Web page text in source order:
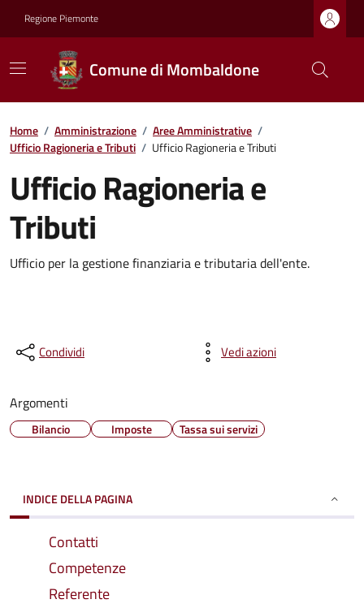
Regione Piemonte
Comune di Mombaldone
Home / Amministrazione / Aree Amministrative /
Ufficio Ragioneria e Tributi / Ufficio Ragioneria e Tributi
Ufficio Ragioneria e
Tributi
Ufficio per la gestione finanziaria e tributaria dell'ente.
Condividi Vedi azioni
Argomenti
Bilancio Imposte Tassa sui servizi
INDICE DELLA PAGINA
Contatti
Competenze
Referente